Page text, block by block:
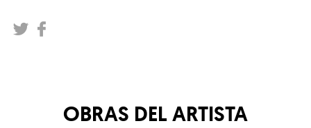
OBRAS DEL ARTISTA